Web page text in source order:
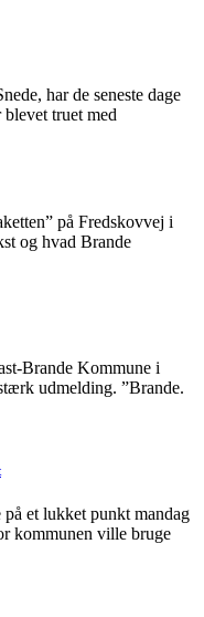
har de seneste dage
truet med
på Fredskovvej i
og hvad Brande
Brande Kommune i
udmelding. ”Brande.
et lukket punkt mandag
kommunen ville bruge